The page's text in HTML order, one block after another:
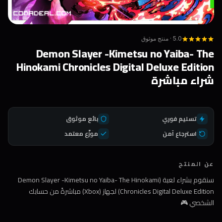
5.0 · منتج موثوق
Demon Slayer -Kimetsu no Yaiba- The
Hinokami Chronicles Digital Deluxe Edition
شراء مباشرة
تسليم فوري
بائع موثوق
استرجاع آمن
موزّع معتمد
عن المنتج
سنقوم بشراء لعبة (Demon Slayer -Kimetsu no Yaiba- The Hinokami
Chronicles Digital Deluxe Edition) لجهاز (Xbox) مباشرةً من حسابك
الشخصي 🎮